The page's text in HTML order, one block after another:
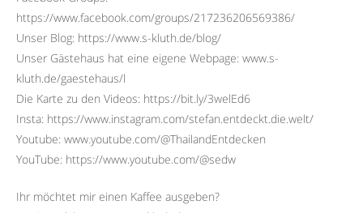
https://www.facebook.com/groups/217236206569386/
Unser Blog: https://www.s-kluth.de/blog/
Unser Gästehaus hat eine eigene Webpage: www.s-
kluth.de/gaestehaus/l
Die Karte zu den Videos: https://bit.ly/3welEd6
Insta: https://www.instagram.com/stefan.entdeckt.die.welt/
Youtube: www.youtube.com/@ThailandEntdecken
YouTube: https://www.youtube.com/@sedw
Ihr möchtet mir einen Kaffee ausgeben?